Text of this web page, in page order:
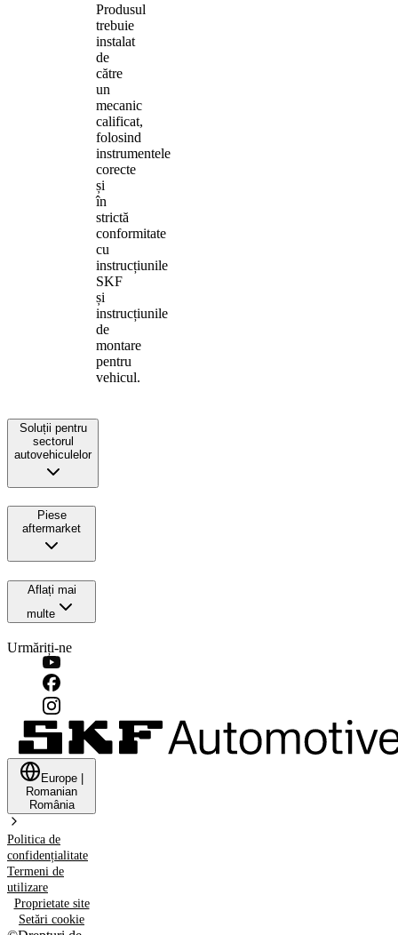
Produsul
trebuie
instalat
de
către
un
mecanic
calificat,
folosind
instrumentele
corecte
și
în
strictă
conformitate
cu
instrucțiunile
SKF
și
instrucțiunile
de
montare
pentru
vehicul.
Soluții pentru
sectorul
autovehiculelor
Piese
aftermarket
Aflați mai
multe
Urmăriți-ne
Europe
Romanian
România
Politica de
confidențialitate
Termeni de
utilizare
Proprietate site
Setări cookie